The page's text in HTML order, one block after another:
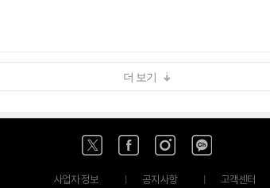
더 보기
사업자 정보 공지사항
고객센터